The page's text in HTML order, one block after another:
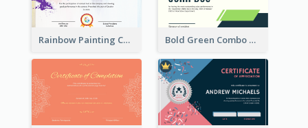
Rainbow Painting Certificate Bold Green Combo Graphic Certificate Design